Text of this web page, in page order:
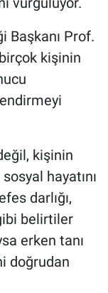
Başkanı Prof.
kişinin
kişinin
hayatını
darlığı,
belirtiler
erken tanı
doğrudan